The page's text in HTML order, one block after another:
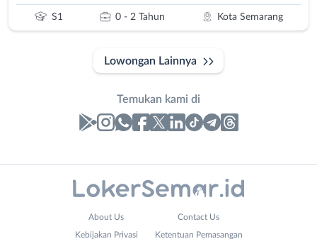
S1 0 - 2 Tahun Kota Semarang
Lowongan Lainnya
Temukan kami di
About Us Contact Us
Kebijakan Privasi Ketentuan Pemasangan